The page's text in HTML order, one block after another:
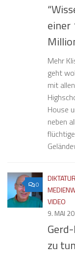
einer
Mehr
geht
mit
House
neben
0
VIDEO
9. MAI
zu